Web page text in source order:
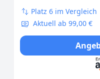
Platz 6 im Vergleich
Aktuell ab 99,00 €